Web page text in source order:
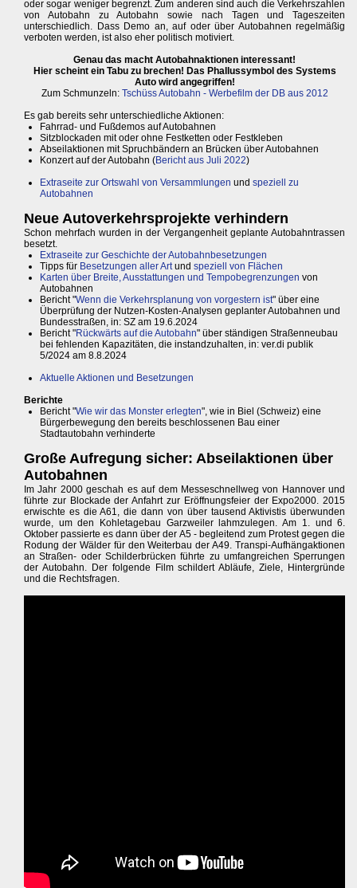
oder sogar weniger begrenzt. Zum anderen sind auch die Verkehrszahlen
von Autobahn zu Autobahn sowie nach Tagen und Tageszeiten
unterschiedlich. Dass Demo an, auf oder über Autobahnen regelmäßig
verboten werden, ist also eher politisch motiviert.
Genau das macht Autobahnaktionen interessant!
Hier scheint ein Tabu zu brechen! Das Phallussymbol des Systems
Auto wird angegriffen!
Zum Schmunzeln: Tschüss Autobahn - Werbefilm der DB aus 2012
Es gab bereits sehr unterschiedliche Aktionen:
Fahrrad- und Fußdemos auf Autobahnen
Sitzblockaden mit oder ohne Festketten oder Festkleben
Abseilaktionen mit Spruchbändern an Brücken über Autobahnen
Konzert auf der Autobahn (Bericht aus Juli 2022)
Extraseite zur Ortswahl von Versammlungen und speziell zu
Autobahnen
Neue Autoverkehrsprojekte verhindern
Schon mehrfach wurden in der Vergangenheit geplante Autobahntrassen
besetzt.
Extraseite zur Geschichte der Autobahnbesetzungen
Tipps für Besetzungen aller Artund speziell von Flächen
Karten über Breite, Ausstattungen und Tempobegrenzungen von
Autobahnen
Bericht "Wenn die Verkehrsplanung von vorgestern ist" über eine
Überprüfung der Nutzen-Kosten-Analysen geplanter Autobahnen und
Bundesstraßen, in: SZ am 19.6.2024
Bericht "Rückwärts auf die Autobahn" über ständigen Straßenneubau
bei fehlenden Kapazitäten, die instandzuhalten, in: ver.di publik
5/2024 am 8.8.2024
Aktuelle Aktionen und Besetzungen
Berichte
Bericht "Wie wir das Monster erlegten", wie in Biel (Schweiz) eine
Bürgerbewegung den bereits beschlossenen Bau einer
Stadtautobahn verhinderte
Große Aufregung sicher: Abseilaktionen über
Autobahnen
Im Jahr 2000 geschah es auf dem Messeschnellweg von Hannover und
führte zur Blockade der Anfahrt zur Eröffnungsfeier der Expo2000. 2015
erwischte es die A61, die dann von über tausend Aktivistis überwunden
wurde, um den Kohletagebau Garzweiler lahmzulegen. Am 1. und 6.
Oktober passierte es dann über der A5 - begleitend zum Protest gegen die
Rodung der Wälder für den Weiterbau der A49. Transpi-Aufhängaktionen
an Straßen- oder Schilderbrücken führte zu umfangreichen Sperrungen
der Autobahn. Der folgende Film schildert Abläufe, Ziele, Hintergründe
und die Rechtsfragen.